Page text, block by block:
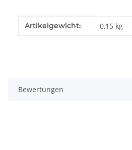
Produkteigenschaft
Wert
Artikelgewicht: 0,15 kg
Bewertungen